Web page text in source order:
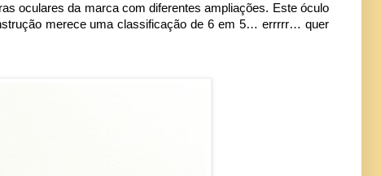
oculares da marca com diferentes ampliações. Este óculo
merece uma classificação de 6 em 5… errrrr… quer